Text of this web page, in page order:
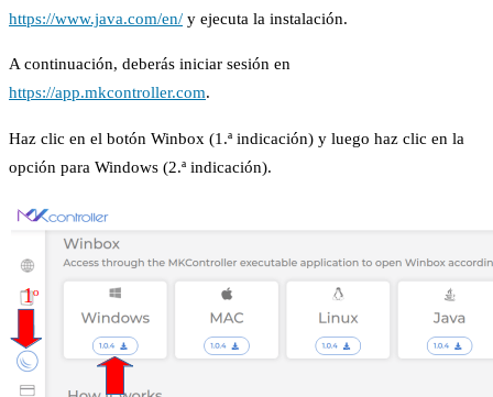
https://www.java.com/en/ y ejecuta la instalación.
A continuación, deberás iniciar sesión en
https://app.mkcontroller.com.
Haz clic en el botón Winbox (1.ª indicación) y luego haz clic en la
opción para Windows (2.ª indicación).